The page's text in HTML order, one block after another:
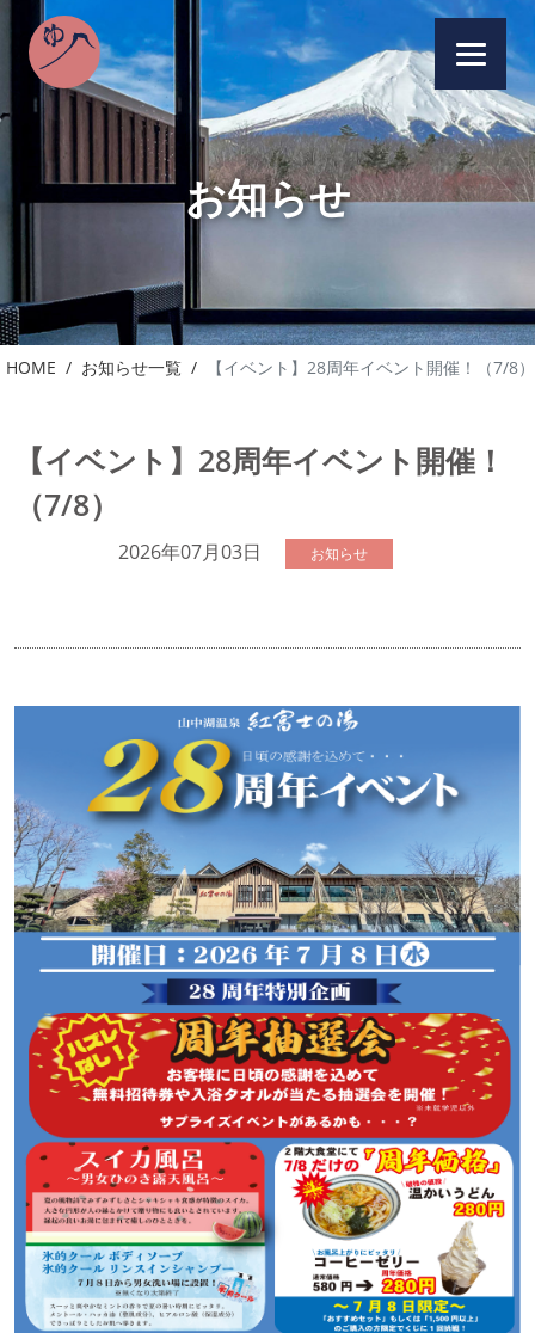
お知らせ
HOME お知らせ一覧 【イベント】28周年イベント開催！（7/8）
【イベント】28周年イベント開催！
（7/8）
2026年07月03日